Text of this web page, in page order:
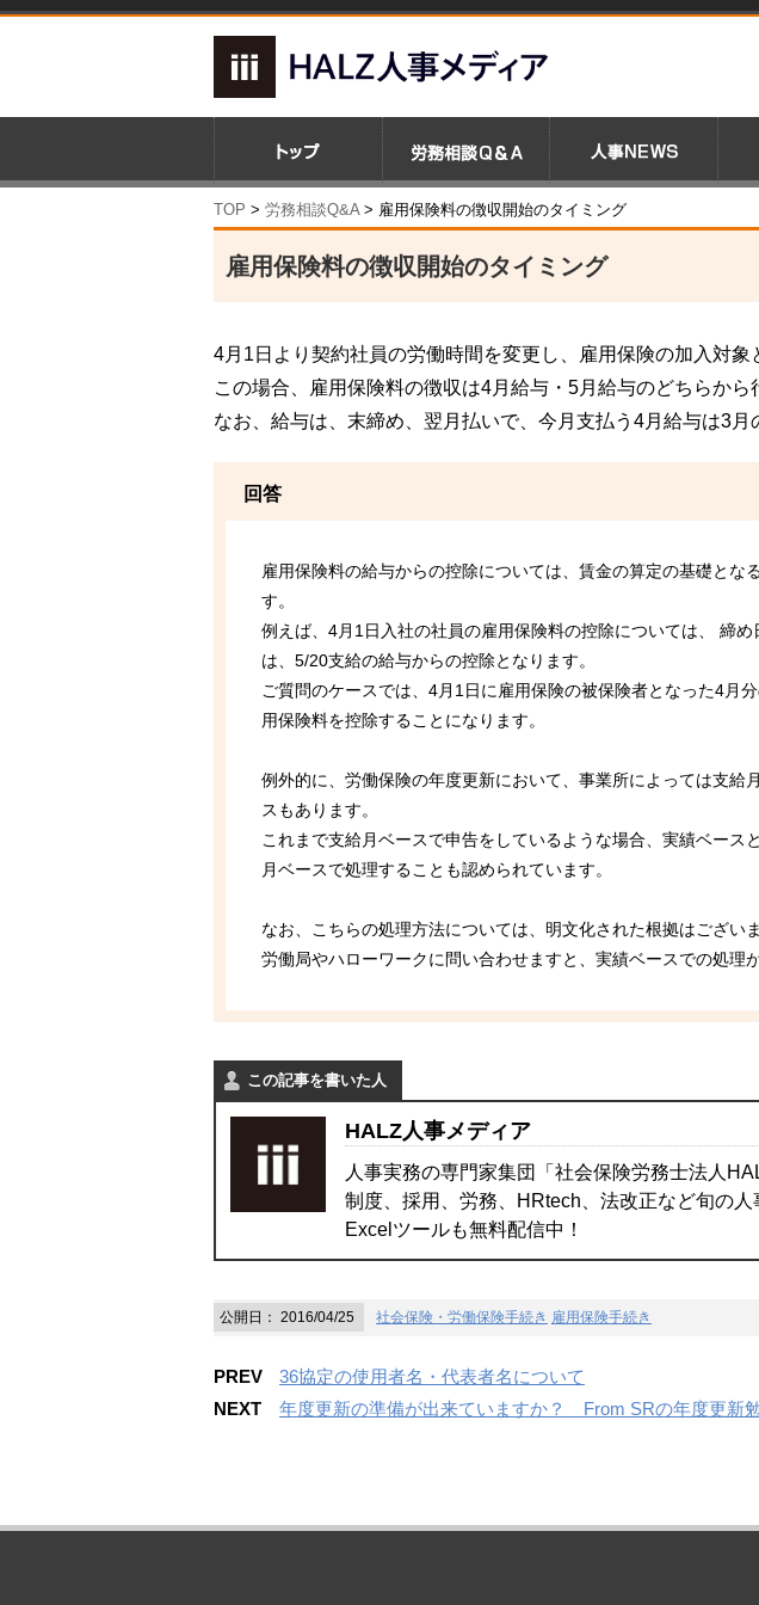
TOP > 労務相談Q&A> 雇用保険料の徴収開始のタイミング
雇用保険料の徴収開始のタイミング
4月1日より契約社員の労働時間を変更し、雇用保険の加入対象
この場合、雇用保険料の徴収は4月給与・5月給与のどちらから
なお、給与は、末締め、翌月払いで、今月支払う4月給与は3月
回答
雇用保険料の給与からの控除については、賃金の算定の基礎とな
す。
例えば、4月1日入社の社員の雇用保険料の控除については、 締
は、5/20支給の給与からの控除となります。
ご質問のケースでは、4月1日に雇用保険の被保険者となった4月
用保険料を控除することになります。
例外的に、労働保険の年度更新において、事業所によっては支給
スもあります。
これまで支給月ベースで申告をしているような場合、実績ベース
月ベースで処理することも認められています。
なお、こちらの処理方法については、明文化された根拠はございま
労働局やハローワークに問い合わせますと、実績ベースでの処理
この記事を書いた人
HALZ人事メディア
人事実務の専門家集団「社会保険労務士法人
制度、採用、労務、HRtech、法改正など旬の
Excelツールも無料配信中！
公開日： 2016/04/25 社会保険・労働保険手続き 雇用保険手続き
PREV
36協定の使用者名・代表者名について
NEXT
年度更新の準備が出来ていますか？ From SRの年度更新